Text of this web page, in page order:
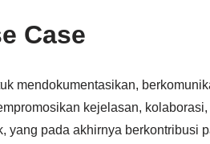
Case
mendokumentasikan,
kejelasan,
yang pada akhirnya berkontribusi